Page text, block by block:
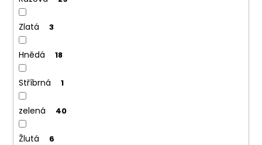
Zlatá 3
Hnědá 18
Stříbrná 1
zelená 40
Žlutá 6